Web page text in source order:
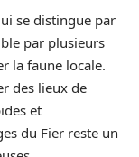
se distingue par
par plusieurs
la faune locale.
des lieux de
et
du Fier reste un